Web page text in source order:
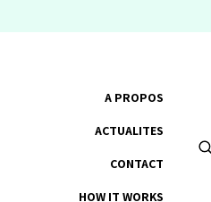
A PROPOS
ACTUALITES
CONTACT
HOW IT WORKS